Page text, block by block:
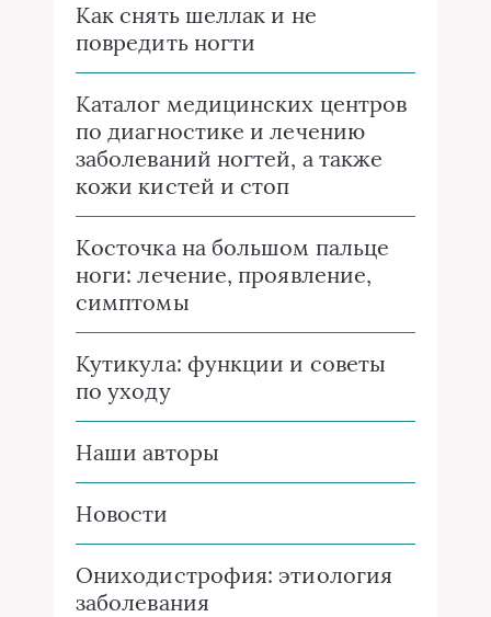
Как снять шеллак и не
повредить ногти
Каталог медицинских центров
по диагностике и лечению
заболеваний ногтей, а также
кожи кистей и стоп
Косточка на большом пальце
ноги: лечение, проявление,
симптомы
Кутикула: функции и советы
по уходу
Наши авторы
Новости
Ониходистрофия: этиология
заболевания